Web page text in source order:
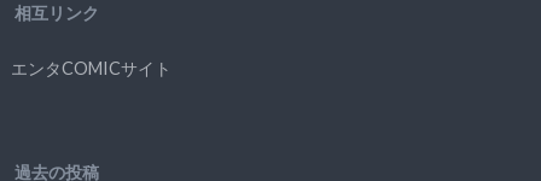
相互リンク
エンタCOMICサイト
過去の投稿